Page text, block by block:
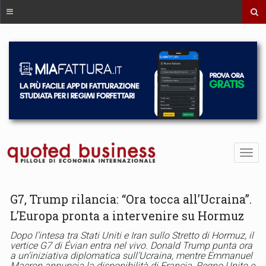
G7, Trump rilancia: “Ora tocca all’Ucraina”.
L’Europa pronta a intervenire su Hormuz
Dopo l’intesa tra Stati Uniti e Iran sullo Stretto di Hormuz, il
vertice G7 di Évian entra nel vivo. Donald Trump punta ora
a un’iniziativa diplomatica sull’Ucraina, mentre Emmanuel